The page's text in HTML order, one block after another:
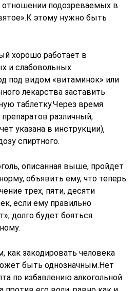
отношении подозреваемых в
этому нужно быть
хорошо работает в
и слабовольных
под видом «витаминок» или
лекарства заставить
таблетку.Через время
различный,
указана в инструкции),
спиртного.
описанная выше, пройдет
объявить ему, что теперь
трех, пяти, десяти
если ему правильно
долго будет бояться
как закодировать человека
быть однозначным.Нет
по избавлению алкогольной